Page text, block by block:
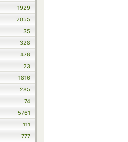
1929
2055
35
328
478
23
1816
285
74
5761
111
777